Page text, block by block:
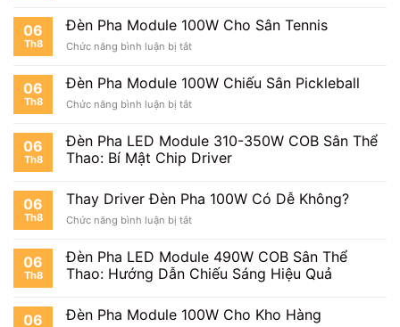
Pha
Module
100W
Sân
Lông
06
Th8
Đèn Pha Module 100W Cho Sân Tennis
Chức năng bình luận bị tắtở
Pha
Module
100W
Sân
Tennis
06
Th8
Đèn Pha Module 100W Chiếu Sân Pickleball
Chức năng bình luận bị tắtở
Pha
Module
100W
Sân
06
Th8
Đèn Pha LED Module 310-350W COB Sân Thể
Thao: Bí Mật Chip Driver
06
Th8
Thay Driver Đèn Pha 100W Có Dễ Không?
Chức năng bình luận bị tắtở
Driver
Đèn
Pha
Có
06
Th8
Đèn Pha LED Module 490W COB Sân Thể
Thao: Hướng Dẫn Chiếu Sáng Hiệu Quả
06 Đèn Pha Module 100W Cho Kho Hàng